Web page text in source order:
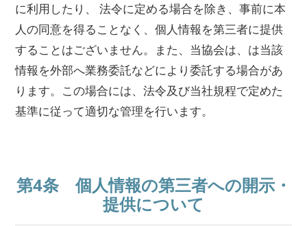
に利用したり、 法令に定める場合を除き、事前に本
人の同意を得ることなく、個人情報を第三者に提供
することはございません。また、当協会は、は当該
情報を外部へ業務委託などにより委託する場合があ
ります。この場合には、法令及び当社規程で定めた
基準に従って適切な管理を行います。
第4条 個人情報の第三者への開示・
提供について